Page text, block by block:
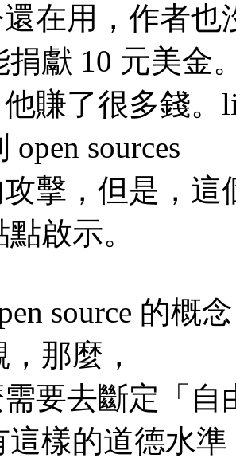
在用，作者
獻 10 元美金
賺了很多錢。
sources
擊，但是，
啟示。
source 的概
那麼，
要去斷定「
這樣的道德水準